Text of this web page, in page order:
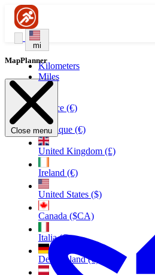
mi
Kilometers
Miles
France (€)
Belgique (€)
United Kingdom (£)
Ireland (€)
United States ($)
Canada ($CA)
Italia (€)
Deutschland (€)
MapPlanner
Close menu